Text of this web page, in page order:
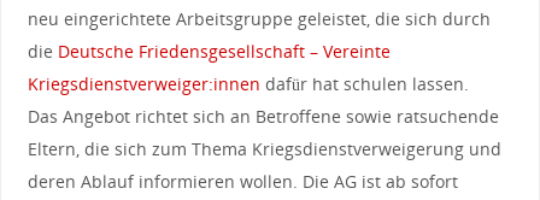
neu eingerichtete Arbeitsgruppe geleistet, die sich durch
die Deutsche Friedensgesellschaft – Vereinte
Kriegsdienstverweiger:innen dafür hat schulen lassen.
Das Angebot richtet sich an Betroffene sowie ratsuchende
Eltern, die sich zum Thema Kriegsdienstverweigerung und
deren Ablauf informieren wollen. Die AG ist ab sofort